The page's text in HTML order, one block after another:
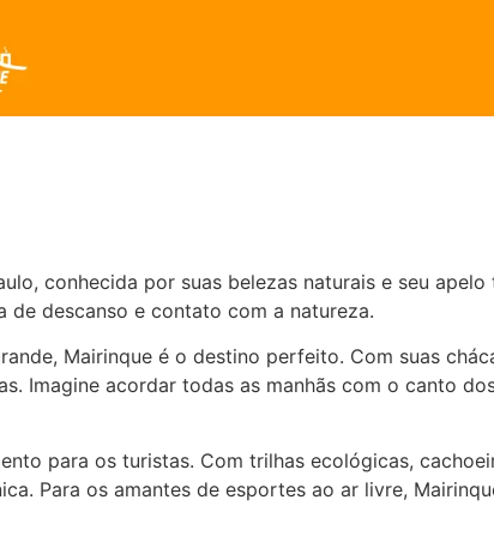
conhecida por suas belezas naturais e seu
de descanso e contato com a natureza.
Mairinque é o destino perfeito. Com suas
Imagine acordar todas as manhãs com o canto
para os turistas. Com trilhas ecológicas,
Para os amantes de esportes ao ar livre,